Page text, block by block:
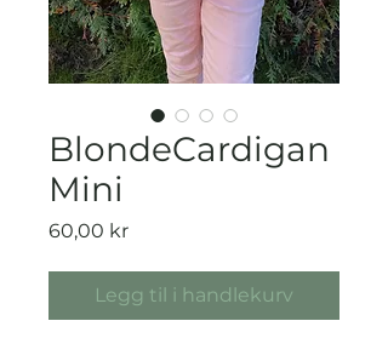
BlondeCardigan
Mini
60,00 krPris
Legg til i handlekurv